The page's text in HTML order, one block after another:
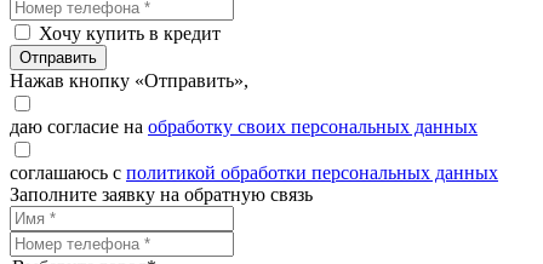
Хочу купить в кредит
Отправить
Нажав кнопку «Отправить»,
даю согласие на обработку своих персональных данных
соглашаюсь с политикой обработки персональных данных
Заполните заявку на обратную связь